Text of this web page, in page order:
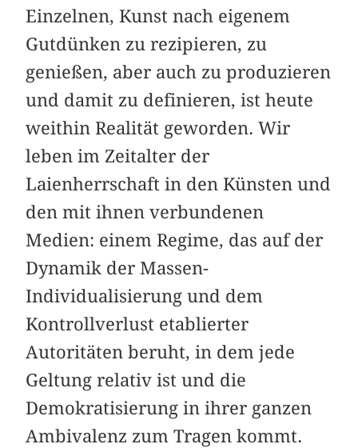
Einzelnen, Kunst nach eigenem
Gutdünken zu rezipieren, zu
genießen, aber auch zu produzieren
und damit zu definieren, ist heute
weithin Realität geworden. Wir
leben im Zeitalter der
Laienherrschaft in den Künsten und
den mit ihnen verbundenen
Medien: einem Regime, das auf der
Dynamik der Massen-
Individualisierung und dem
Kontrollverlust etablierter
Autoritäten beruht, in dem jede
Geltung relativ ist und die
Demokratisierung in ihrer ganzen
Ambivalenz zum Tragen kommt.